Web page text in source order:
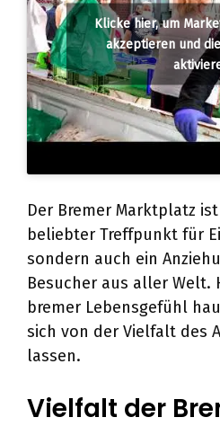
Klicke hier, um
akzeptieren und
Der Bremer Marktplatz
beliebter Treffpunkt für
sondern auch ein
Besucher aus aller Welt.
bremer Lebensgefühl
sich von der Vielfalt des
lassen.
Vielfalt der